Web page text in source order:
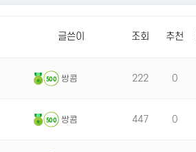
글쓴이 조회 추천
500 쌍콤 222 0
500 쌍콤 447 0